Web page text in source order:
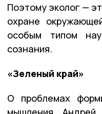
Поэтому эколог —
охране
особым типом
сознания.
«Зеленый край»
О проблемах